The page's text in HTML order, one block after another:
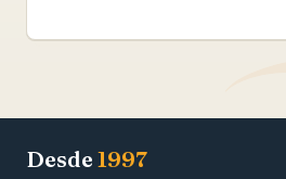
Desde 1997